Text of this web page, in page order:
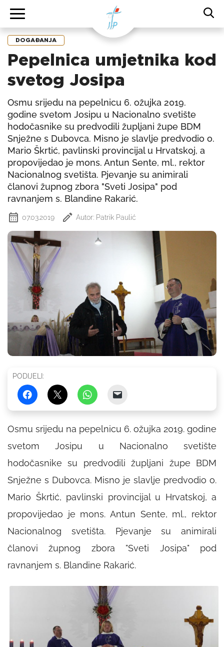
DOGAĐANJA
Pepelnica umjetnika kod
svetog Josipa
Osmu srijedu na pepelnicu 6. ožujka 2019.
godine svetom Josipu u Nacionalno svetište
hodočasnike su predvodili župljani župe BDM
Snježne s Dubovca. Misno je slavlje predvodio o.
Mario Škrtić, pavlinski provincijal u Hrvatskoj, a
propovijedao je mons. Antun Sente, ml., rektor
Nacionalnog svetišta. Pjevanje su animirali
članovi župnog zbora "Sveti Josipa" pod
ravnanjem s. Blandine Rakarić.
07.03.2019 Autor: Patrik Paulić
PODIJELI:
Osmu srijedu na pepelnicu 6. ožujka 2019. godine
svetom Josipu u Nacionalno svetište
hodočasnike su predvodili župljani župe BDM
Snježne s Dubovca. Misno je slavlje predvodio o.
Mario Škrtić, pavlinski provincijal u Hrvatskoj, a
propovijedao je mons. Antun Sente, ml., rektor
Nacionalnog svetišta. Pjevanje su animirali
članovi župnog zbora "Sveti Josipa" pod
ravnanjem s. Blandine Rakarić.